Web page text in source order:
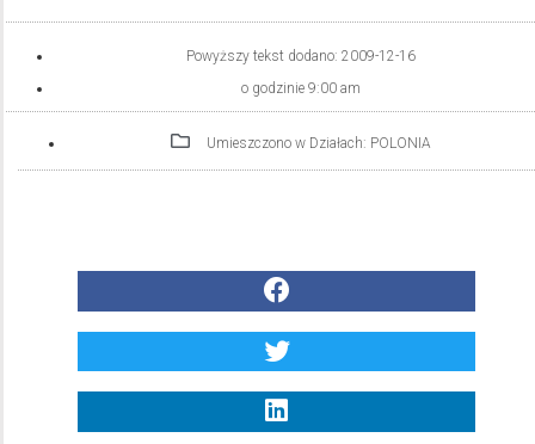
Powyższy tekst dodano: 2009-12-16
o godzinie 9:00 am
Umieszczono w Działach: POLONIA